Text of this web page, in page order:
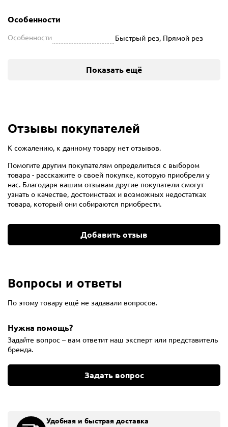
Особенности
Особенности Быстрый рез, Прямой рез
Показать ещё
Отзывы покупателей
К сожалению, к данному товару нет отзывов.
Помогите другим покупателям определиться с выбором
товара - расскажите о своей покупке, которую приобрели у
нас. Благодаря вашим отзывам другие покупатели смогут
узнать о качестве, достоинствах и возможных недостатках
товара, который они собираются приобрести.
Добавить отзыв
Вопросы и ответы
По этому товару ещё не задавали вопросов.
Нужна помощь?
Задайте вопрос – вам ответит наш эксперт или представитель
бренда.
Задать вопрос
Удобная и быстрая доставка